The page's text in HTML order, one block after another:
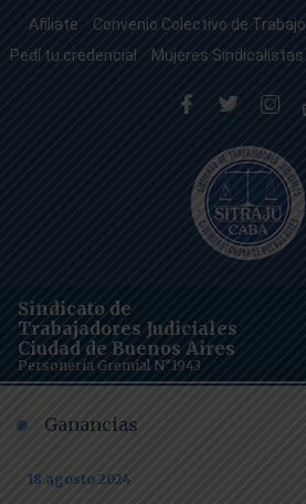
Afiliate Convenio Colectivo de Trabajo
Pedí tu credencial
Mujeres Sindicalistas
Sindicato de
Trabajadores Judiciales
Ciudad de Buenos Aires
Personería Gremial N°1943
Ganancias
18 agosto 2024